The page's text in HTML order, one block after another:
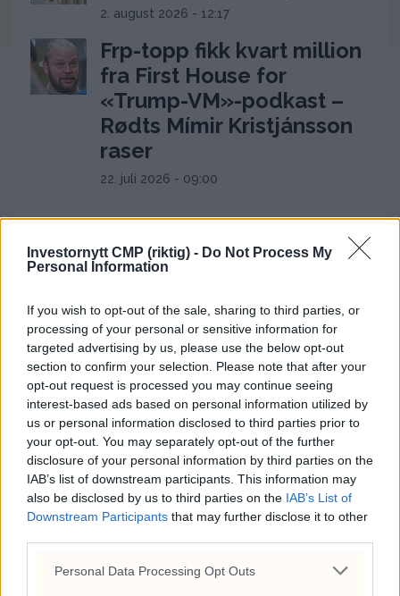
Investornytt CMP (riktig) - Do Not Process My
Personal Information
If you wish to opt-out of the sale, sharing to third parties, or
processing of your personal or sensitive information for
targeted advertising by us, please use the below opt-out
section to confirm your selection. Please note that after your
opt-out request is processed you may continue seeing
interest-based ads based on personal information utilized by
us or personal information disclosed to third parties prior to
your opt-out. You may separately opt-out of the further
disclosure of your personal information by third parties on the
IAB’s list of downstream participants. This information may
also be disclosed by us to third parties on the IAB’s List of
Downstream Participants that may further disclose it to other
Personal Data Processing Opt Outs
2. august 2026 - 12:17
Frp-topp fikk kvart million
fra First House for
«Trump-VM»-podkast –
Rødts Mímir Kristjánsson
raser
22. juli 2026 - 09:00
ANNONSE
Fredrik Solvang starter
podkast